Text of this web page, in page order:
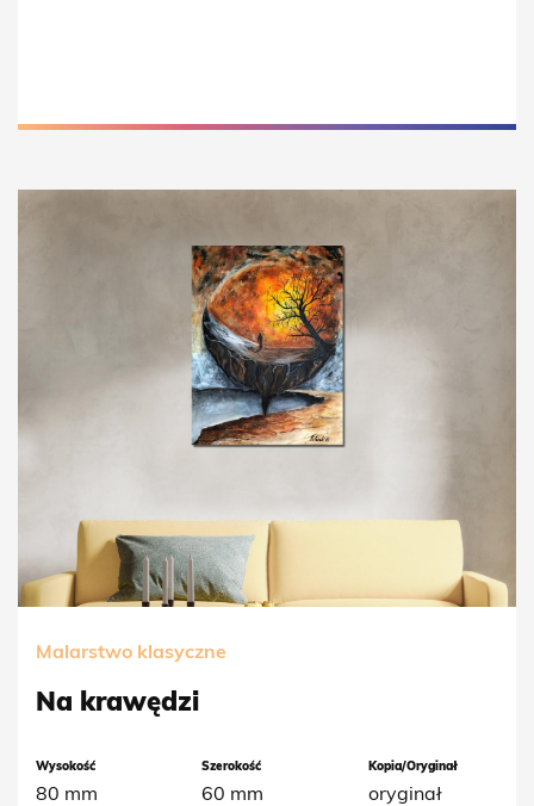
Malarstwo klasyczne
Na krawędzi
Wysokość
80 mm
Szerokość
60 mm
Kopia/Oryginał
oryginał